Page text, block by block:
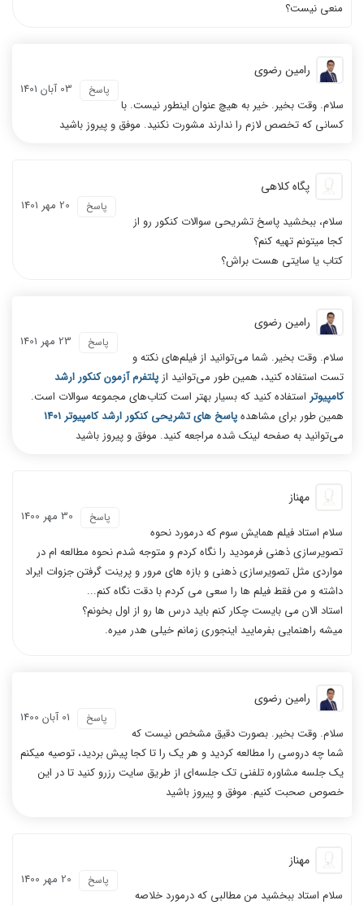
منعی نیست؟
رامین رضوی
03 آبان 1401 پاسخ
سلام. وقت بخیر. خیر به هیچ عنوان اینطور نیست. با
کسانی که تخصص لازم را ندارند مشورت نکنید. موفق و پیروز باشید
پگاه کلاهی
20 مهر 1401 پاسخ
سلام، ببخشید پاسخ تشریحی سوالات کنکور رو از
کجا میتونم تهیه کنم؟
کتاب یا سایتی هست براش؟
رامین رضوی
23 مهر 1401 پاسخ
سلام. وقت بخیر. شما می‌توانید از فیلم‌های نکته و
تست استفاده کنید، همین طور می‌توانید از پلتفرم آزمون کنکور ارشد
کامپیوتر استفاده کنید که بسیار بهتر است کتاب‌های مجموعه سوالات است.
همین طور برای مشاهدهپاسخ های تشریحی کنکور ارشد کامپیوتر 1401
می‌توانید به صفحه لینک شده مراجعه کنید. موفق و پیروز باشید
مهناز
30 مهر 1400 پاسخ
سلام استاد فیلم همایش سوم که درمورد نحوه
تصویرسازی ذهنی فرمودید را نگاه کردم و متوجه شدم نحوه مطالعه ام در
مواردی مثل تصویرسازی ذهنی و بازه های مرور و پرینت گرفتن جزوات ایراد
داشته و من فقط فیلم ها را سعی می کردم با دقت نگاه کنم...
استاد الان می بایست چکار کنم باید درس ها رو از اول بخونم؟
میشه راهنمایی بفرمایید اینجوری زمانم خیلی هدر میره.
رامین رضوی
01 آبان 1400 پاسخ
سلام. وقت بخیر. بصورت دقیق مشخص نیست که
شما چه دروسی را مطالعه کردید و هر یک را تا کجا پیش بردید، توصیه میکنم
یک جلسه مشاوره تلفنی تک جلسه‌ای از طریق سایت رزرو کنید تا در این
خصوص صحبت کنیم. موفق و پیروز باشید
مهناز
20 مهر 1400 پاسخ
سلام استاد ببخشید من مطالبی که درمورد خلاصه